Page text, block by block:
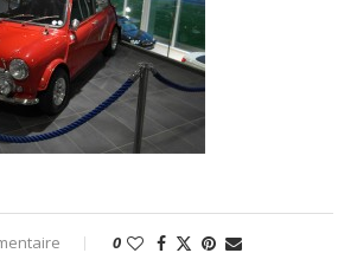
0